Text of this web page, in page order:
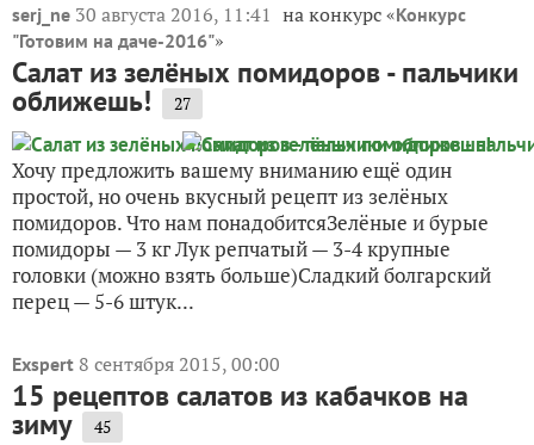
serj_ne 30 августа 2016, 11:41 на конкурс «Конкурс
"Готовим на даче-2016"»
Салат из зелёных помидоров - пальчики
оближешь! 27
Хочу предложить вашему вниманию ещё один
простой, но очень вкусный рецепт из зелёных
помидоров. Что нам понадобитсяЗелёные и бурые
помидоры — 3 кг Лук репчатый — 3-4 крупные
головки (можно взять больше)Сладкий болгарский
перец — 5-6 штук...
Exspert 8 сентября 2015, 00:00
15 рецептов салатов из кабачков на
зиму 45